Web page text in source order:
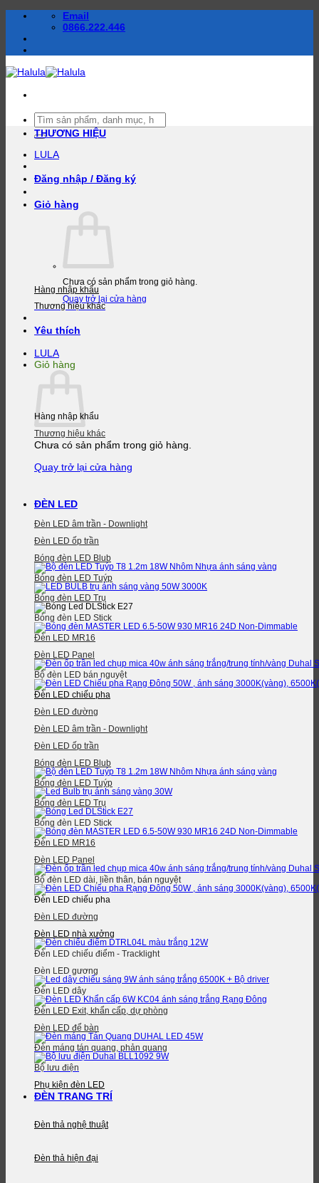
dung
Email
0866.222.446
Tìm
kiếm:
LULA
Đăng nhập / Đăng ký
Giỏ hàng
Chưa có sản phẩm trong giỏ hàng.
Quay trở lại cửa hàng
Yêu thích
LULA
Giỏ hàng
Chưa có sản phẩm trong giỏ hàng.
Quay trở lại cửa hàng
THƯƠNG HIỆU
Hàng nhập khẩu
Thương hiệu khác
Hàng nhập khẩu
Thương hiệu khác
ĐÈN LED
Đèn LED âm trần - Downlight
Đèn LED ốp trần
Bóng đèn LED Blub
Bóng đèn LED Tuýp
Bóng đèn LED Trụ
Bóng đèn LED Stick
Đèn LED MR16
Đèn LED Panel
Bộ đèn LED bán nguyệt
Đèn LED chiếu pha
Đèn LED đường
Đèn LED âm trần - Downlight
Đèn LED ốp trần
Bóng đèn LED Blub
Bóng đèn LED Tuýp
Bóng đèn LED Trụ
Bóng đèn LED Stick
Đèn LED MR16
Đèn LED Panel
Bộ đèn LED dài, liền thân, bán nguyệt
Đèn LED chiếu pha
Đèn LED đường
Đèn LED nhà xưởng
Đèn LED chiếu điểm - Tracklight
Đèn LED gương
Đèn LED dây
Đèn LED Exit, khẩn cấp, dự phòng
Đèn LED để bàn
Đèn máng tán quang, phản quang
Bộ lưu điện
Phụ kiện đèn LED
ĐÈN TRANG TRÍ
Đèn thả nghệ thuật
Đèn thả hiện đại